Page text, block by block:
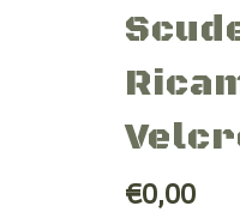
€0,00